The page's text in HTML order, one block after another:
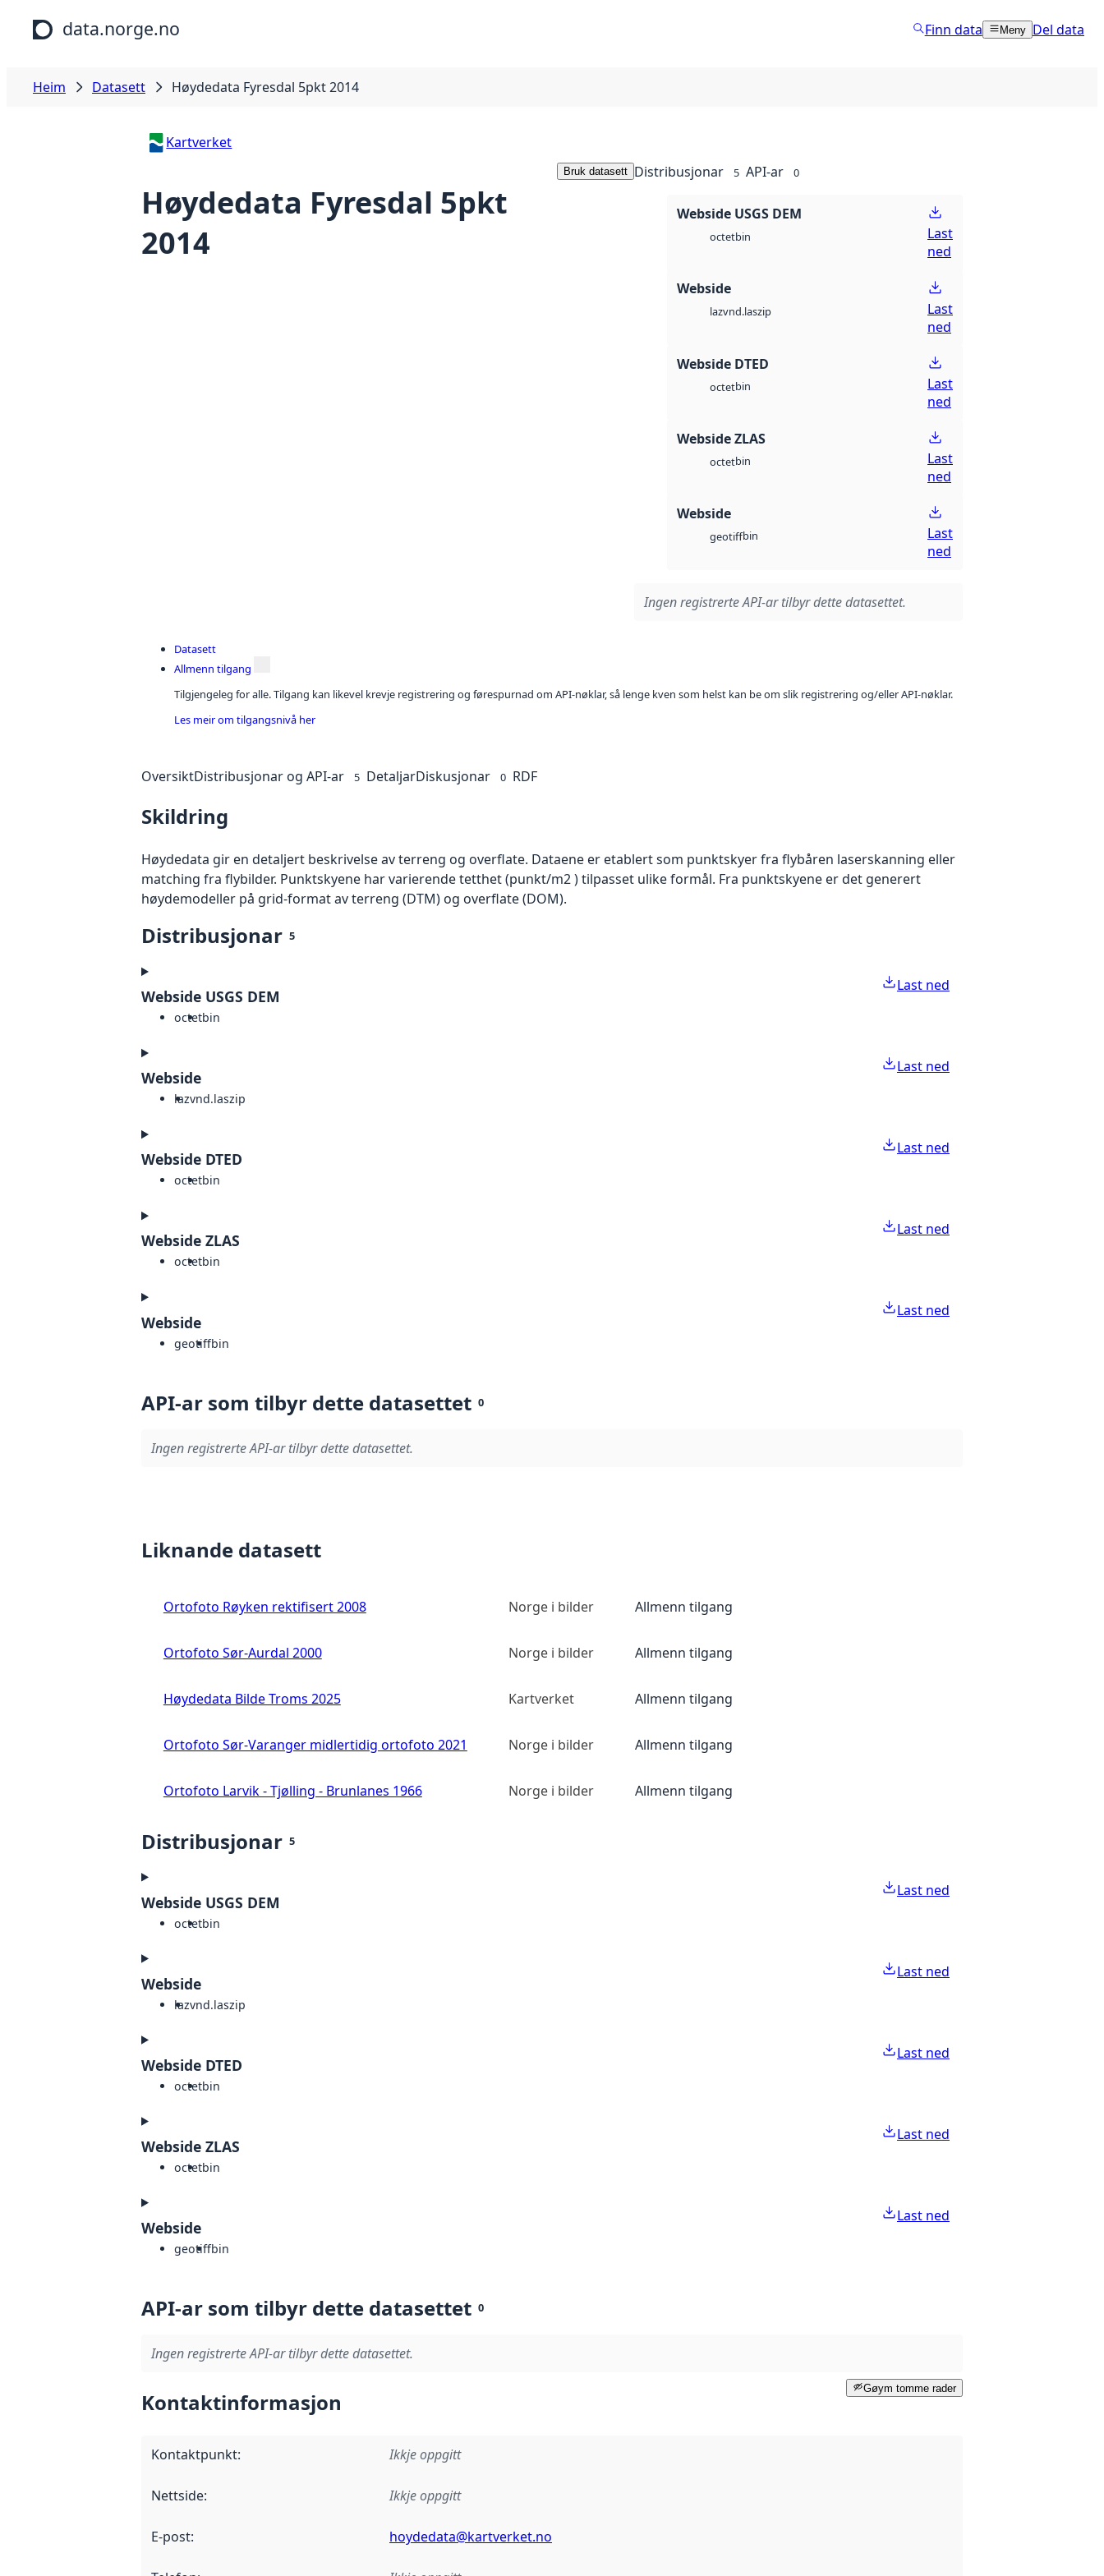
Hopp til hovudinnhald
data.norge.no Finn data Meny Del data
Heim Datasett Høydedata Fyresdal 5pkt 2014
Kartverket
Høydedata Fyresdal 5pkt
2014
Bruk datasett Distribusjonar 5 API-ar 0
Webside USGS DEM
octetbin
Last
ned
Webside
lazvnd.laszip
Last
ned
Webside DTED
octetbin
Last
ned
Webside ZLAS
octetbin
Last
ned
Webside
geotiffbin
Last
ned
Ingen registrerte API-ar tilbyr dette datasettet.
Datasett
Allmenn tilgang
Tilgjengeleg for alle. Tilgang kan likevel krevje registrering og førespurnad om API-nøklar, så lenge kven som helst kan be om slik registrering og/eller API-nøklar.
Les meir om tilgangsnivå her
OversiktDistribusjonar og API-ar 5 DetaljarDiskusjonar 0 RDF
Skildring
Høydedata gir en detaljert beskrivelse av terreng og overflate. Dataene er etablert som punktskyer fra flybåren laserskanning eller
matching fra flybilder. Punktskyene har varierende tetthet (punkt/m2 ) tilpasset ulike formål. Fra punktskyene er det generert
høydemodeller på grid-format av terreng (DTM) og overflate (DOM).
Distribusjonar 5
Webside USGS DEM
octetbin
Last ned
Webside
lazvnd.laszip
Last ned
Webside DTED
octetbin
Last ned
Webside ZLAS
octetbin
Last ned
Webside
geotiffbin
Last ned
API-ar som tilbyr dette datasettet 0
Ingen registrerte API-ar tilbyr dette datasettet.
Liknande datasett
Ortofoto Røyken rektifisert 2008 Norge i bilder Allmenn tilgang
Ortofoto Sør-Aurdal 2000 Norge i bilder Allmenn tilgang
Høydedata Bilde Troms 2025 Kartverket Allmenn tilgang
Ortofoto Sør-Varanger midlertidig ortofoto 2021 Norge i bilder Allmenn tilgang
Ortofoto Larvik - Tjølling - Brunlanes 1966 Norge i bilder Allmenn tilgang
Distribusjonar 5
Webside USGS DEM
octetbin
Last ned
Webside
lazvnd.laszip
Last ned
Webside DTED
octetbin
Last ned
Webside ZLAS
octetbin
Last ned
Webside
geotiffbin
Last ned
API-ar som tilbyr dette datasettet 0
Ingen registrerte API-ar tilbyr dette datasettet.
Gøym tomme rader
Kontaktinformasjon
Kontaktpunkt: Ikkje oppgitt
Nettside: Ikkje oppgitt
E-post: hoydedata@kartverket.no